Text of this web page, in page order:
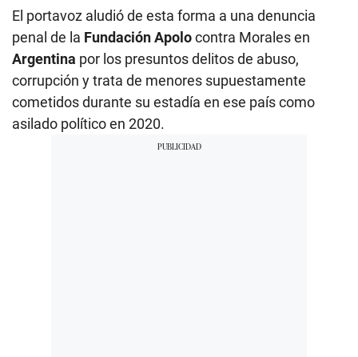
El portavoz aludió de esta forma a una denuncia
penal de la Fundación Apolocontra Morales en
Argentina por los presuntos delitos de abuso,
corrupción y trata de menores supuestamente
cometidos durante su estadía en ese país como
asilado político en 2020.